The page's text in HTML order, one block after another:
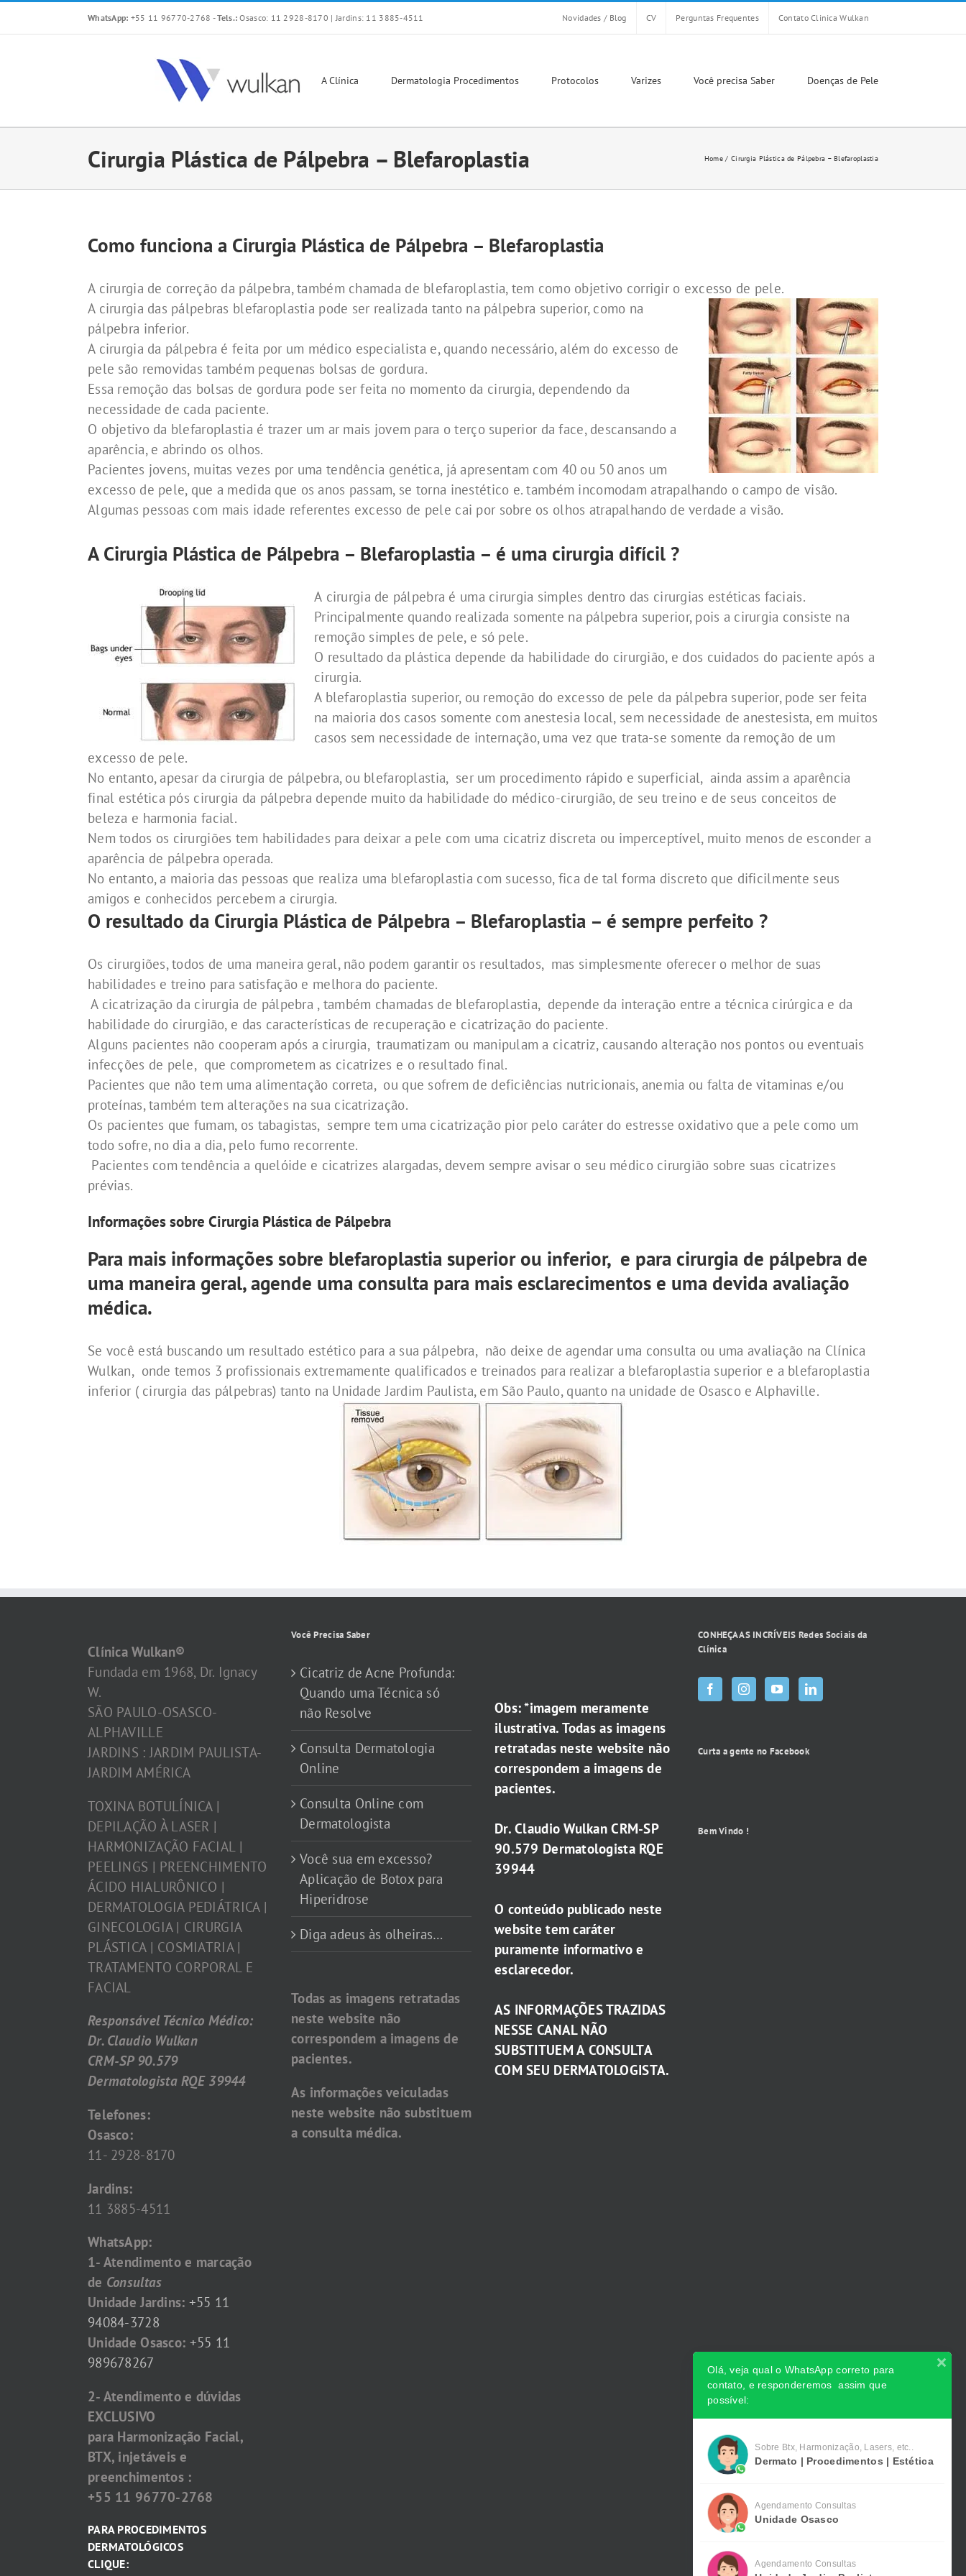
to
WhatsApp: +55 11 96770-2768 -Tels.: Osasco: 11 2928-8170 | Jardins: 11 3885-4511 Novidades / Blog CV Perguntas Frequentes Contato Clinica Wulkan
A Clínica Dermatologia Procedimentos Protocolos Varizes Você precisa Saber Doenças de Pele
Cirurgia Plástica de Pálpebra – Blefaroplastia Home Cirurgia Plástica de Pálpebra – Blefaroplastia
Como funciona a Cirurgia Plástica de Pálpebra – Blefaroplastia
A cirurgia de correção da pálpebra, também chamada de blefaroplastia, tem como objetivo corrigir o excesso de pele.
A cirurgia das pálpebras blefaroplastia pode ser realizada tanto na pálpebra superior, como na
pálpebra inferior.
A cirurgia da pálpebra é feita por um médico especialista e, quando necessário, além do excesso de
pele são removidas também pequenas bolsas de gordura.
Essa remoção das bolsas de gordura pode ser feita no momento da cirurgia, dependendo da
necessidade de cada paciente.
O objetivo da blefaroplastia é trazer um ar mais jovem para o terço superior da face, descansando a
aparência, e abrindo os olhos.
Pacientes jovens, muitas vezes por uma tendência genética, já apresentam com 40 ou 50 anos um
excesso de pele, que a medida que os anos passam, se torna inestético e. também incomodam atrapalhando o campo de visão.
Algumas pessoas com mais idade referentes excesso de pele cai por sobre os olhos atrapalhando de verdade a visão.
A Cirurgia Plástica de Pálpebra – Blefaroplastia – é uma cirurgia difícil ?
A cirurgia de pálpebra é uma cirurgia simples dentro das cirurgias estéticas faciais.
Principalmente quando realizada somente na pálpebra superior, pois a cirurgia consiste na
remoção simples de pele, e só pele.
O resultado da plástica depende da habilidade do cirurgião, e dos cuidados do paciente após a
cirurgia.
A blefaroplastia superior, ou remoção do excesso de pele da pálpebra superior, pode ser feita
na maioria dos casos somente com anestesia local, sem necessidade de anestesista, em muitos
casos sem necessidade de internação, uma vez que trata-se somente da remoção de um
excesso de pele.
No entanto, apesar da cirurgia de pálpebra, ou blefaroplastia, ser um procedimento rápido e superficial, ainda assim a aparência
final estética pós cirurgia da pálpebra depende muito da habilidade do médico-cirurgião, de seu treino e de seus conceitos de
beleza e harmonia facial.
Nem todos os cirurgiões tem habilidades para deixar a pele com uma cicatriz discreta ou imperceptível, muito menos de esconder a
aparência de pálpebra operada.
No entanto, a maioria das pessoas que realiza uma blefaroplastia com sucesso, fica de tal forma discreto que dificilmente seus
amigos e conhecidos percebem a cirurgia.
O resultado da Cirurgia Plástica de Pálpebra – Blefaroplastia – é sempre perfeito ?
Os cirurgiões, todos de uma maneira geral, não podem garantir os resultados, mas simplesmente oferecer o melhor de suas
habilidades e treino para satisfação e melhora do paciente.
A cicatrização da cirurgia de pálpebra , também chamadas de blefaroplastia, depende da interação entre a técnica cirúrgica e da
habilidade do cirurgião, e das características de recuperação e cicatrização do paciente.
Alguns pacientes não cooperam após a cirurgia, traumatizam ou manipulam a cicatriz, causando alteração nos pontos ou eventuais
infecções de pele, que comprometem as cicatrizes e o resultado final.
Pacientes que não tem uma alimentação correta, ou que sofrem de deficiências nutricionais, anemia ou falta de vitaminas e/ou
proteínas, também tem alterações na sua cicatrização.
Os pacientes que fumam, os tabagistas, sempre tem uma cicatrização pior pelo caráter do estresse oxidativo que a pele como um
todo sofre, no dia a dia, pelo fumo recorrente.
Pacientes com tendência a quelóide e cicatrizes alargadas, devem sempre avisar o seu médico cirurgião sobre suas cicatrizes
prévias.
Informações sobre Cirurgia Plástica de Pálpebra
Para mais informações sobre blefaroplastia superior ou inferior, e para cirurgia de pálpebra de
uma maneira geral, agende uma consulta para mais esclarecimentos e uma devida avaliação
médica.
Se você está buscando um resultado estético para a sua pálpebra, não deixe de agendar uma consulta ou uma avaliação na Clínica
Wulkan, onde temos 3 profissionais extremamente qualificados e treinados para realizar a blefaroplastia superior e a blefaroplastia
inferior ( cirurgia das pálpebras) tanto na Unidade Jardim Paulista, em São Paulo, quanto na unidade de Osasco e Alphaville.
Clínica Wulkan®
Fundada em 1968, Dr. Ignacy
W.
SÃO PAULO-OSASCO-
ALPHAVILLE
JARDINS : JARDIM PAULISTA-
JARDIM AMÉRICA
TOXINA BOTULÍNICA |
DEPILAÇÃO À LASER |
HARMONIZAÇÃO FACIAL |
PEELINGS | PREENCHIMENTO
ÁCIDO HIALURÔNICO |
DERMATOLOGIA PEDIÁTRICA |
GINECOLOGIA | CIRURGIA
PLÁSTICA | COSMIATRIA |
TRATAMENTO CORPORAL E
FACIAL
Responsável Técnico Médico:
Dr. Claudio Wulkan
CRM-SP 90.579
Dermatologista RQE 39944
Telefones:
Osasco:
11- 2928-8170
Jardins:
11 3885-4511
WhatsApp:
1- Atendimento e marcação
de Consultas
Unidade Jardins: +55 11
94084-3728
Unidade Osasco: +55 11
989678267
2- Atendimento e dúvidas
EXCLUSIVO
para Harmonização Facial,
BTX, injetáveis e
preenchimentos :
+55 11 96770-2768
PARA PROCEDIMENTOS
DERMATOLÓGICOS
CLIQUE:
Você Precisa Saber
Cicatriz de Acne Profunda:
Quando uma Técnica só
não Resolve
Consulta Dermatologia
Online
Consulta Online com
Dermatologista
Você sua em excesso?
Aplicação de Botox para
Hiperidrose
Diga adeus às olheiras…
Todas as imagens retratadas
neste website não
correspondem a imagens de
pacientes.
As informações veiculadas
neste website não substituem
a consulta médica.
Obs: *imagem meramente
ilustrativa. Todas as imagens
retratadas neste website não
correspondem a imagens de
pacientes.
Dr. Claudio Wulkan CRM-SP
90.579 Dermatologista RQE
39944
O conteúdo publicado neste
website tem caráter
puramente informativo e
esclarecedor.
AS INFORMAÇÕES TRAZIDAS
NESSE CANAL NÃO
SUBSTITUEM A CONSULTA
COM SEU DERMATOLOGISTA.
CONHEÇA AS INCRÍVEIS Redes Sociais da
Clínica
Curta a gente no Facebook
Bem Vindo !
Olá, veja qual o WhatsApp correto para
contato, e responderemos assim que
possível:
Sobre Btx, Harmonização, Lasers, etc..
Dermato | Procedimentos | Estética
Agendamento Consultas
Unidade Osasco
Agendamento Consultas